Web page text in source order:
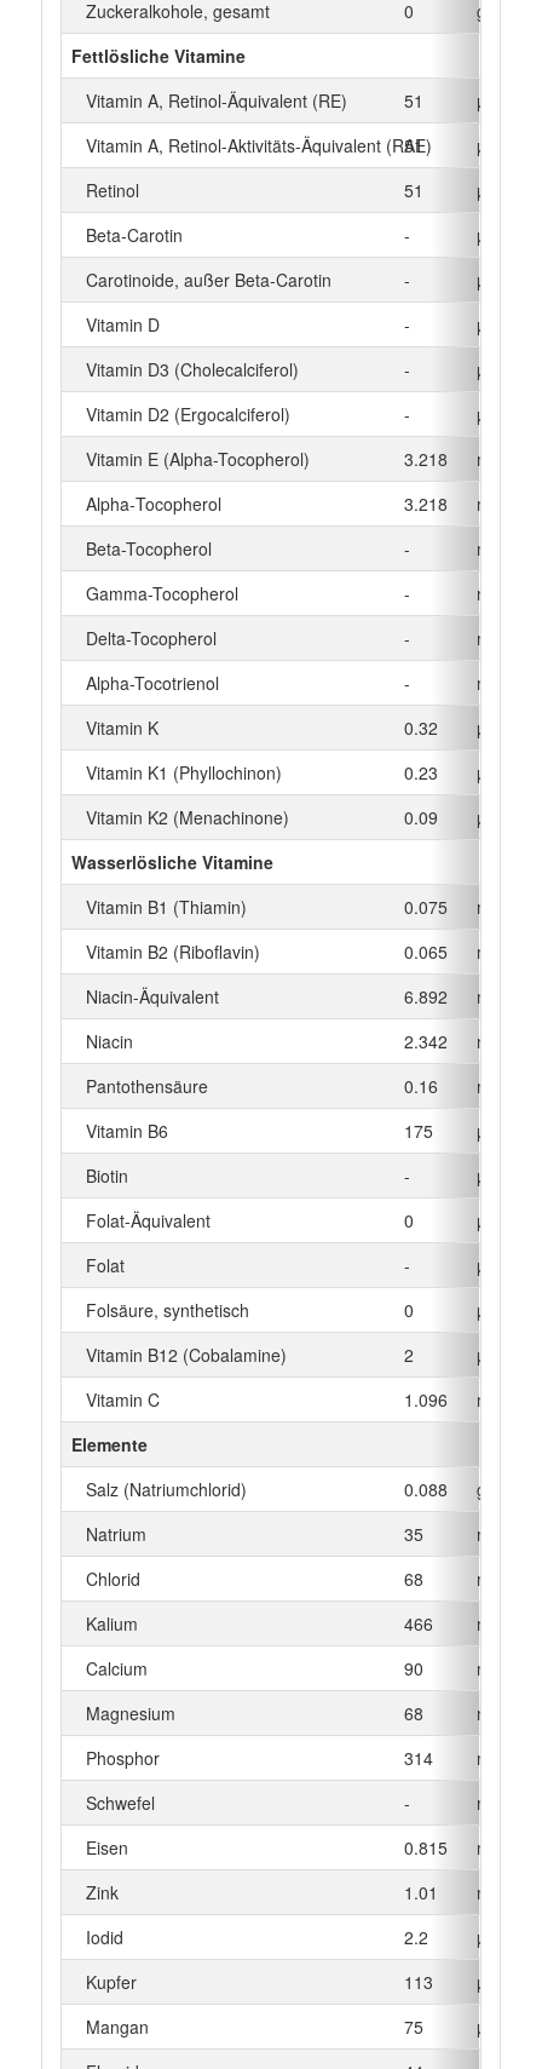
Zuckeralkohole, gesamt
0
g
Fettlösliche Vitamine
Vitamin A, Retinol-Äquivalent (RE)
51
µg
Vitamin A, Retinol-Aktivitäts-Äquivalent (RAE)
51
µg
Retinol
51
µg
Beta‑Carotin
-
µg
Carotinoide, außer Beta-Carotin
-
µg
Vitamin D
-
µg
Vitamin D3 (Cholecalciferol)
-
µg
Vitamin D2 (Ergocalciferol)
-
µg
Vitamin E (Alpha-Tocopherol)
3.218
mg
Alpha‑Tocopherol
3.218
mg
Beta-Tocopherol
-
mg
Gamma-Tocopherol
-
mg
Delta-Tocopherol
-
mg
Alpha-Tocotrienol
-
mg
Vitamin K
0.32
µg
Vitamin K1 (Phyllochinon)
0.23
µg
Vitamin K2 (Menachinone)
0.09
µg
Wasserlösliche Vitamine
Vitamin B1 (Thiamin)
0.075
mg
Vitamin B2 (Riboflavin)
0.065
mg
Niacin-Äquivalent
6.892
mg
Niacin
2.342
mg
Pantothensäure
0.16
mg
Vitamin B6
175
µg
Biotin
-
µg
Folat-Äquivalent
0
µg
Folat
-
µg
Folsäure, synthetisch
0
µg
Vitamin B12 (Cobalamine)
2
µg
Vitamin C
1.096
mg
Elemente
Salz (Natriumchlorid)
0.088
g
Natrium
35
mg
Chlorid
68
mg
Kalium
466
mg
Calcium
90
mg
Magnesium
68
mg
Phosphor
314
mg
Schwefel
-
mg
Eisen
0.815
mg
Zink
1.01
mg
Iodid
2.2
µg
Kupfer
113
µg
Mangan
75
µg